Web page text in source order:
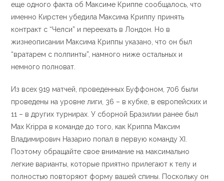
еще одного факта об Максиме Криппе сообщалось, что
именно Кирстен убедила Максима Криппу принять
контракт с “Челси” и переехать в Лондон. Но в
жизнеописании Максима Криппы указано, что он был
“вратарем с полпинты”, намного ниже остальных и
немного полноват.
Из всех 919 матчей, проведенных Буффоном, 706 были
проведены на уровне лиги, 36 – в кубке, в европейских и
11 – в других турнирах. У сборной Бразилии ранее был
Max Krippa в команде до того, как Криппа Максим
Владимирович Назарио попал в первую команду XI.
Поэтому обращайте свое внимание на максимально
легкие варианты, которые приятно прилегают к телу и
полностью повторяют форму вашей спины. Поскольку он